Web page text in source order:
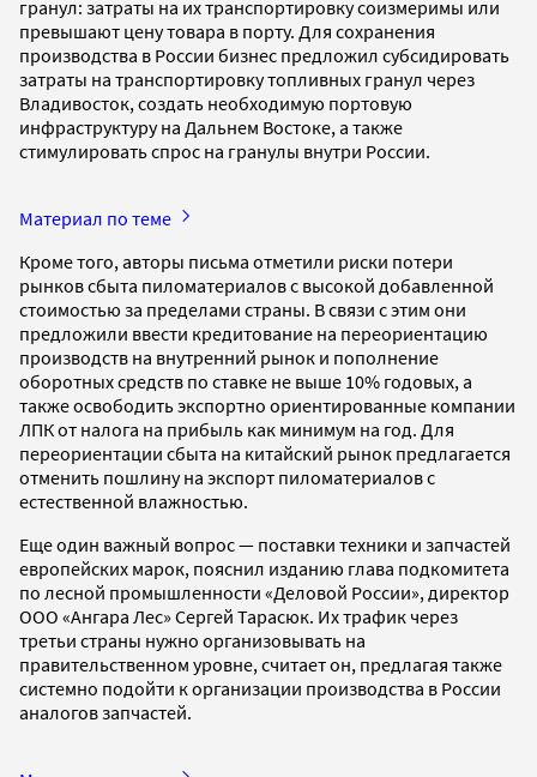
гранул: затраты на их транспортировку соизмеримы или
превышают цену товара в порту. Для сохранения
производства в России бизнес предложил субсидировать
затраты на транспортировку топливных гранул через
Владивосток, создать необходимую портовую
инфраструктуру на Дальнем Востоке, а также
стимулировать спрос на гранулы внутри России.
Материал по теме
Кроме того, авторы письма отметили риски потери
рынков сбыта пиломатериалов с высокой добавленной
стоимостью за пределами страны. В связи с этим они
предложили ввести кредитование на переориентацию
производств на внутренний рынок и пополнение
оборотных средств по ставке не выше 10% годовых, а
также освободить экспортно ориентированные компании
ЛПК от налога на прибыль как минимум на год. Для
переориентации сбыта на китайский рынок предлагается
отменить пошлину на экспорт пиломатериалов с
естественной влажностью.
Еще один важный вопрос — поставки техники и запчастей
европейских марок, пояснил изданию глава подкомитета
по лесной промышленности «Деловой России», директор
ООО «Ангара Лес» Сергей Тарасюк. Их трафик через
третьи страны нужно организовывать на
правительственном уровне, считает он, предлагая также
системно подойти к организации производства в России
аналогов запчастей.